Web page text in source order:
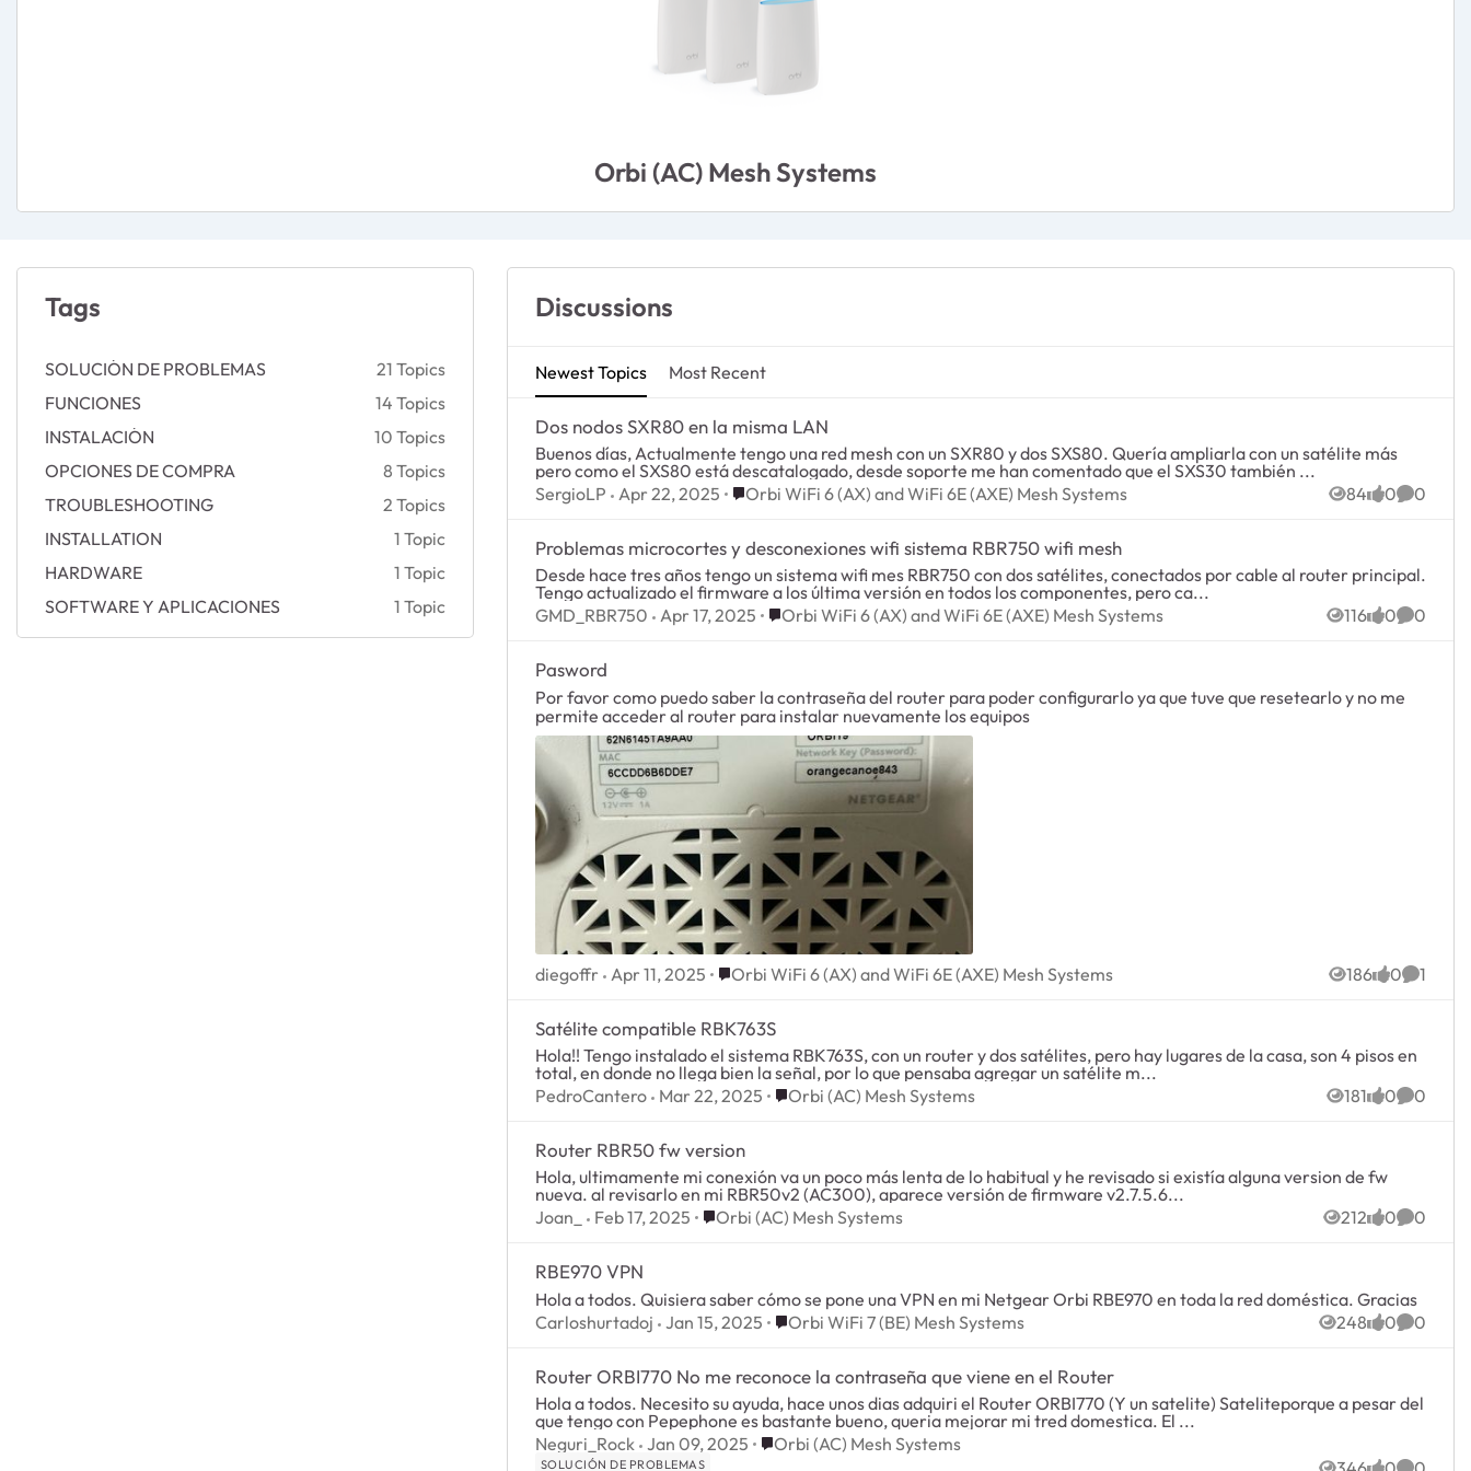
Orbi (AC) Mesh Systems
WiFi 7 Knowledge Ar
Tags
SOLUCIÓN DE PROBLEMAS
21 Topics
FUNCIONES
14 Topics
INSTALACIÓN
10 Topics
OPCIONES DE COMPRA
8 Topics
TROUBLESHOOTING
2 Topics
INSTALLATION
1 Topic
HARDWARE
1 Topic
SOFTWARE Y APLICACIONES
1 Topic
Discussions
Newest Topics Most Recent
Dos nodos SXR80 en la misma LAN
Buenos días, Actualmente tengo una red mesh con un SXR80 y dos SXS80. Quería ampliarla con un satélite más
pero como el SXS80 está descatalogado, desde soporte me han comentado que el SXS30 también ...
SergioLP Apr 22, 2025 Place Orbi WiFi 6 (AX) and WiFi 6E (AXE) Mesh Systems
Orbi WiFi 6 (AX) and WiFi 6E (AXE) Mesh Systems 84
Views 0
likes 0
Problemas microcortes y desconexiones wifi sistema RBR750 wifi mesh
Desde hace tres años tengo un sistema wifi mes RBR750 con dos satélites, conectados por cable al router principal.
Tengo actualizado el firmware a los última versión en todos los componentes, pero ca...
GMD_RBR750 Apr 17, 2025 Place Orbi WiFi 6 (AX) and WiFi 6E (AXE) Mesh Systems
Orbi WiFi 6 (AX) and WiFi 6E (AXE) Mesh Systems 116
Views 0
likes 0
Pasword
Por favor como puedo saber la contraseña del router para poder configurarlo ya que tuve que resetearlo y no me
permite acceder al router para instalar nuevamente los equipos
diegoffr Apr 11, 2025 Place Orbi WiFi 6 (AX) and WiFi 6E (AXE) Mesh Systems
Orbi WiFi 6 (AX) and WiFi 6E (AXE) Mesh Systems 186
Views 0
likes 1
Satélite compatible RBK763S
Hola!! Tengo instalado el sistema RBK763S, con un router y dos satélites, pero hay lugares de la casa, son 4 pisos en
total, en donde no llega bien la señal, por lo que pensaba agregar un satélite m...
PedroCantero
Mar 22, 2025 Place Orbi (AC) Mesh Systems
Orbi (AC) Mesh Systems 181
Views 0
likes 0
Router RBR50 fw version
Hola, ultimamente mi conexión va un poco más lenta de lo habitual y he revisado si existía alguna version de fw
nueva. al revisarlo en mi RBR50v2 (AC300), aparece versión de firmware v2.7.5.6...
Joan_
Feb 17, 2025 Place Orbi (AC) Mesh Systems
Orbi (AC) Mesh Systems 212
Views 0
likes 0
RBE970 VPN
Hola a todos. Quisiera saber cómo se pone una VPN en mi Netgear Orbi RBE970 en toda la red doméstica. Gracias
Carloshurtadoj Jan 15, 2025 Place Orbi WiFi 7 (BE) Mesh Systems
Orbi WiFi 7 (BE) Mesh Systems 248
Views 0
likes 0
Router ORBI770 No me reconoce la contraseña que viene en el Router
Hola a todos. Necesito su ayuda, hace unos dias adquiri el Router ORBI770 (Y un satelite) Sateliteporque a pesar del
que tengo con Pepephone es bastante bueno, queria mejorar mi tred domestica. El ...
Neguri_Rock Jan 09, 2025 Place Orbi (AC) Mesh Systems
Orbi (AC) Mesh Systems
SOLUCIÓN DE PROBLEMAS